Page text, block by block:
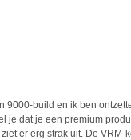
9000-build en ik ben
je dat je een premium
er erg strak uit. De VRM-